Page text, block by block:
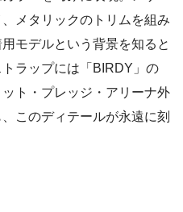
メタリックのトリムを組み
モデルという背景を知ると
ラップには「BIRDY」の
ト・プレッジ・アリーナ外
このディテールが永遠に刻